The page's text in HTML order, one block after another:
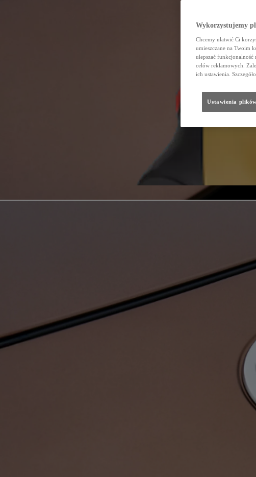
Wykorzystujemy
Chcemy ułatwić Ci
umieszczane na Twoim
ulepszać funkcjonalność
celów reklamowych.
ich ustawienia.
Ustawienia